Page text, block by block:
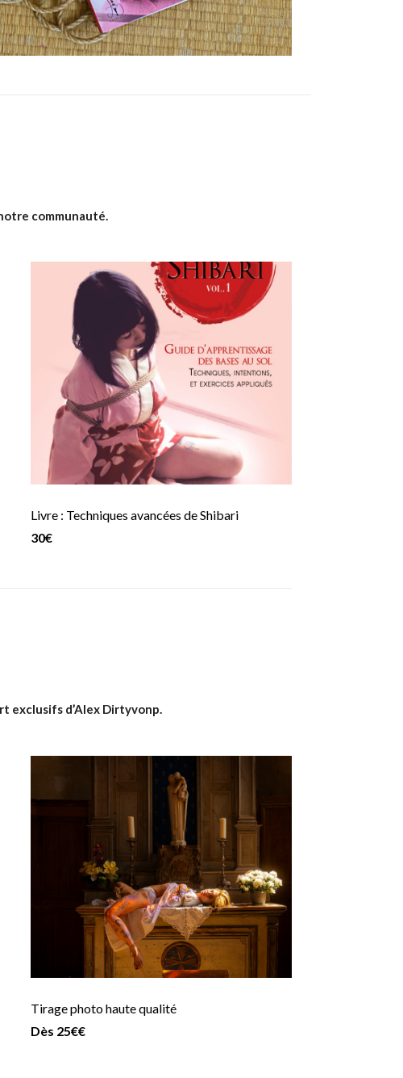
communauté.
Livre : Techniques avancées de Shibari
30€
exclusifs d’Alex Dirtyvonp.
Tirage photo haute qualité
Dès 25€€